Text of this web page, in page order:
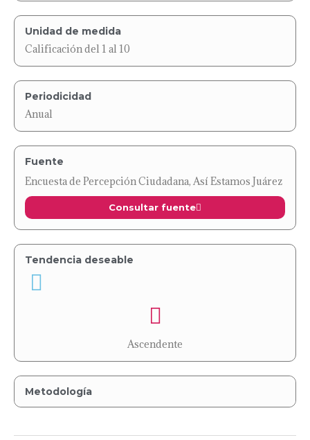
Unidad de medida
Calificación del 1 al 10
Periodicidad
Anual
Fuente
Encuesta de Percepción Ciudadana, Así Estamos Juárez
Consultar fuente
Tendencia deseable
Ascendente
Metodología